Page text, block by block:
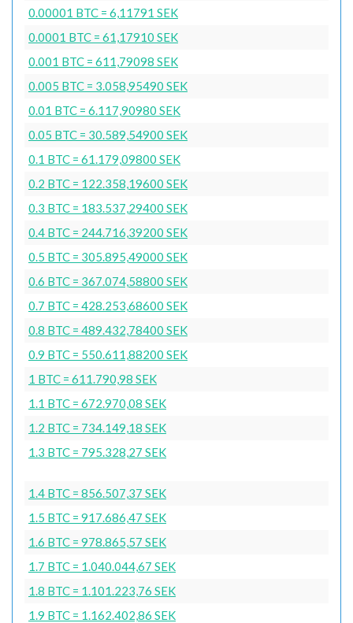
0.00001 BTC = 6,11791 SEK
0.0001 BTC = 61,17910 SEK
0.001 BTC = 611,79098 SEK
0.005 BTC = 3.058,95490 SEK
0.01 BTC = 6.117,90980 SEK
0.05 BTC = 30.589,54900 SEK
0.1 BTC = 61.179,09800 SEK
0.2 BTC = 122.358,19600 SEK
0.3 BTC = 183.537,29400 SEK
0.4 BTC = 244.716,39200 SEK
0.5 BTC = 305.895,49000 SEK
0.6 BTC = 367.074,58800 SEK
0.7 BTC = 428.253,68600 SEK
0.8 BTC = 489.432,78400 SEK
0.9 BTC = 550.611,88200 SEK
1 BTC = 611.790,98 SEK
1.1 BTC = 672.970,08 SEK
1.2 BTC = 734.149,18 SEK
1.3 BTC = 795.328,27 SEK
1.4 BTC = 856.507,37 SEK
1.5 BTC = 917.686,47 SEK
1.6 BTC = 978.865,57 SEK
1.7 BTC = 1.040.044,67 SEK
1.8 BTC = 1.101.223,76 SEK
1.9 BTC = 1.162.402,86 SEK